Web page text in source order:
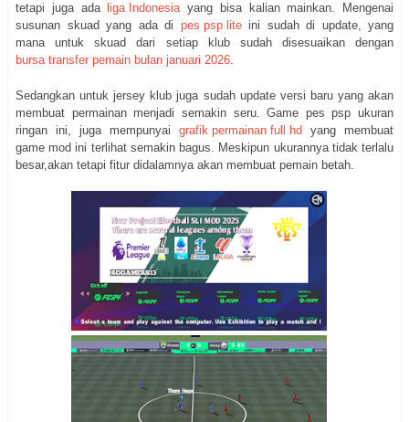
tetapi juga ada liga Indonesiayang bisa kalian mainkan. Mengenai
susunan skuad yang ada di pes psp liteini sudah di update, yang
mana untuk skuad dari setiap klub sudah disesuaikan dengan
bursa transfer pemain bulan januari 2026.
Sedangkan untuk jersey klub juga sudah update versi baru yang akan
membuat permainan menjadi semakin seru. Game pes psp ukuran
ringan ini, juga mempunyai grafik permainan full hd yang membuat
game mod ini terlihat semakin bagus. Meskipun ukurannya tidak terlalu
besar,akan tetapi fitur didalamnya akan membuat pemain betah.